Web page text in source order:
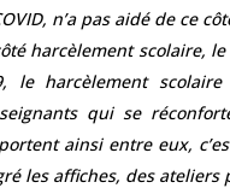
n’a pas aidé de ce
harcèlement scolaire,
le harcèlement
qui se
ainsi entre eux,
les affiches, des ateliers